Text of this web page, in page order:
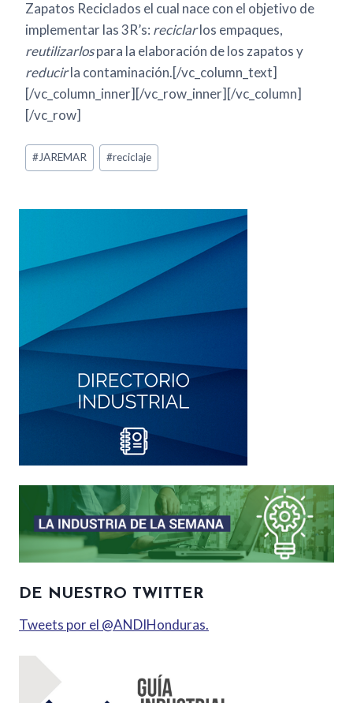
Zapatos Reciclados el cual nace con el objetivo de
implementar las 3R’s: reciclarlos empaques,
reutilizarlospara la elaboración de los zapatos y
reducirla contaminación.[/vc_column_text]
[/vc_column_inner][/vc_row_inner][/vc_column]
[/vc_row]
#JAREMAR #reciclaje
DE NUESTRO TWITTER
Tweets por el @ANDIHonduras.